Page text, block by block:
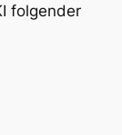
folgender